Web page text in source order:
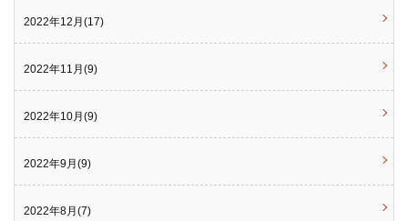
2022年12月(17)
2022年11月(9)
2022年10月(9)
2022年9月(9)
2022年8月(7)